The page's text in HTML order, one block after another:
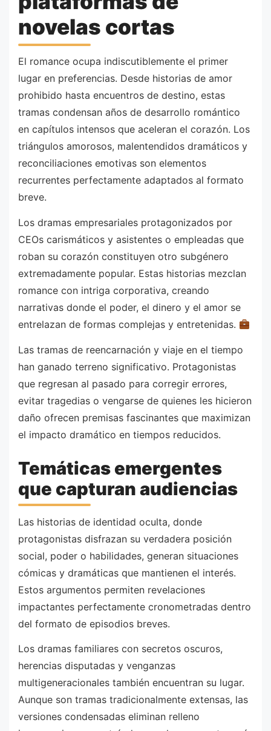
novelas cortas
El romance ocupa indiscutiblemente el primer
lugar en preferencias. Desde historias de amor
prohibido hasta encuentros de destino, estas
tramas condensan años de desarrollo romántico
en capítulos intensos que aceleran el corazón. Los
triángulos amorosos, malentendidos dramáticos y
reconciliaciones emotivas son elementos
recurrentes perfectamente adaptados al formato
breve.
Los dramas empresariales protagonizados por
CEOs carismáticos y asistentes o empleadas que
roban su corazón constituyen otro subgénero
extremadamente popular. Estas historias mezclan
romance con intriga corporativa, creando
narrativas donde el poder, el dinero y el amor se
entrelazan de formas complejas y entretenidas.
Las tramas de reencarnación y viaje en el tiempo
han ganado terreno significativo. Protagonistas
que regresan al pasado para corregir errores,
evitar tragedias o vengarse de quienes les hicieron
daño ofrecen premisas fascinantes que maximizan
el impacto dramático en tiempos reducidos.
Temáticas emergentes
que capturan audiencias
Las historias de identidad oculta, donde
protagonistas disfrazan su verdadera posición
social, poder o habilidades, generan situaciones
cómicas y dramáticas que mantienen el interés.
Estos argumentos permiten revelaciones
impactantes perfectamente cronometradas dentro
del formato de episodios breves.
Los dramas familiares con secretos oscuros,
herencias disputadas y venganzas
multigeneracionales también encuentran su lugar.
Aunque son tramas tradicionalmente extensas, las
versiones condensadas eliminan relleno